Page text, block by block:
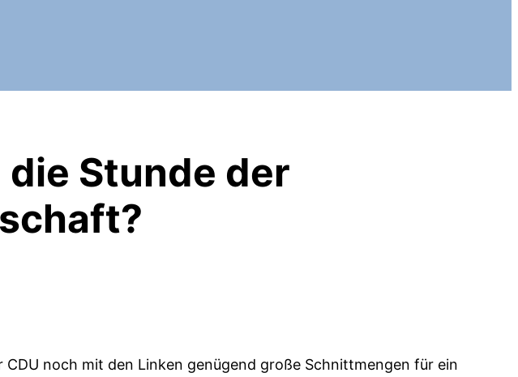
Stunde der
noch mit den Linken genügend große Schnittmengen für ein